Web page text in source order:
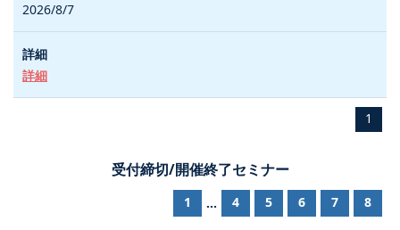
2026/8/7
詳細
1
受付締切/開催終了セミナー
1 ... 4 5 6 7 8